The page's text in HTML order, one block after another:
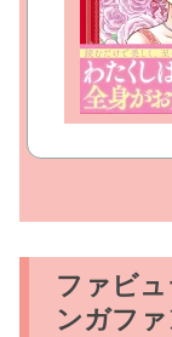
ファビ
ンガフ